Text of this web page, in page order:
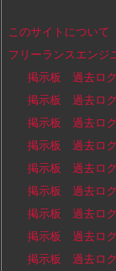
このサイトについて
フリーランスエン
掲示板 過去ロ
掲示板 過去ロ
掲示板 過去ロ
掲示板 過去ロ
掲示板 過去ロ
掲示板 過去ロ
掲示板 過去ロ
掲示板 過去ロ
掲示板 過去ロ